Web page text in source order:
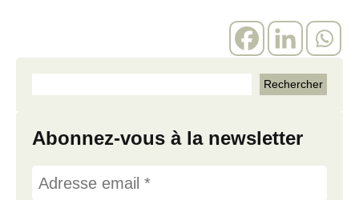
Abonnez-vous à la newsletter